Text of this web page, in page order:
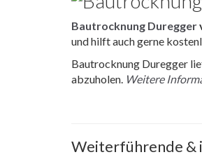
Bautrocknung Duregger
und hilft auch gerne
Bautrocknung Duregger
abzuholen. Weitere
Weiterführende &